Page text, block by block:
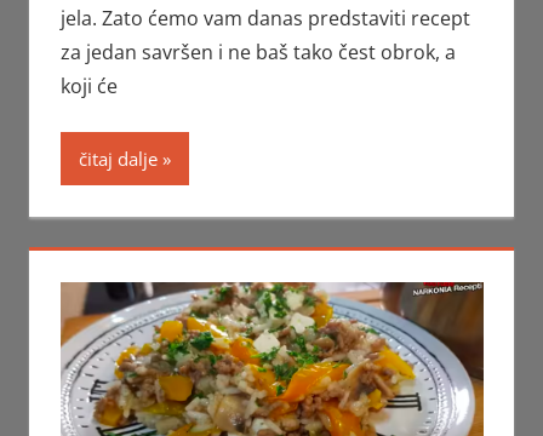
jela. Zato ćemo vam danas predstaviti recept
za jedan savršen i ne baš tako čest obrok, a
koji će
čitaj dalje